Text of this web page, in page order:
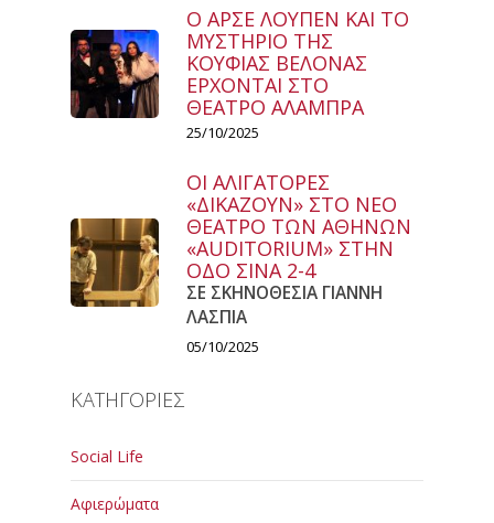
Ο ΑΡΣΕ ΛΟΥΠΕΝ ΚΑΙ ΤΟ
ΜΥΣΤΗΡΙΟ ΤΗΣ
ΚΟΥΦΙΑΣ ΒΕΛΟΝΑΣ
ΕΡΧΟΝΤΑΙ ΣΤΟ
ΘΕΑΤΡΟ ΑΛΑΜΠΡΑ
25/10/2025
ΟΙ ΑΛΙΓΑΤΟΡΕΣ
«ΔΙΚΑΖΟΥΝ» ΣΤΟ ΝΕΟ
ΘΕΑΤΡΟ ΤΩΝ ΑΘΗΝΩΝ
«AUDITORIUM» ΣΤΗΝ
ΟΔΟ ΣΙΝΑ 2-4
ΣΕ ΣΚΗΝΟΘΕΣΙΑ ΓΙΑΝΝΗ
ΛΑΣΠΙΑ
05/10/2025
ΚΑΤΗΓΟΡΙΕΣ
Social Life
Αφιερώματα